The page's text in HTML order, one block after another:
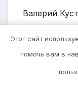
Валерий
престижных
включая
фантастика»
Какова
Этот сайт
помочь вам в